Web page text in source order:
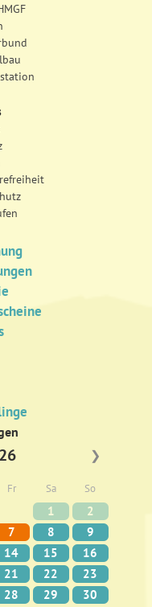
❯
Fr Sa So
1
2
7 8
9
14 15
16
21 22
23
28 29 30